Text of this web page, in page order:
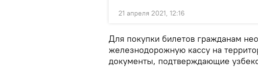
21 апреля 2021, 12:16
Для покупки билетов гражданам
железнодорожную кассу на
документы, подтверждающие